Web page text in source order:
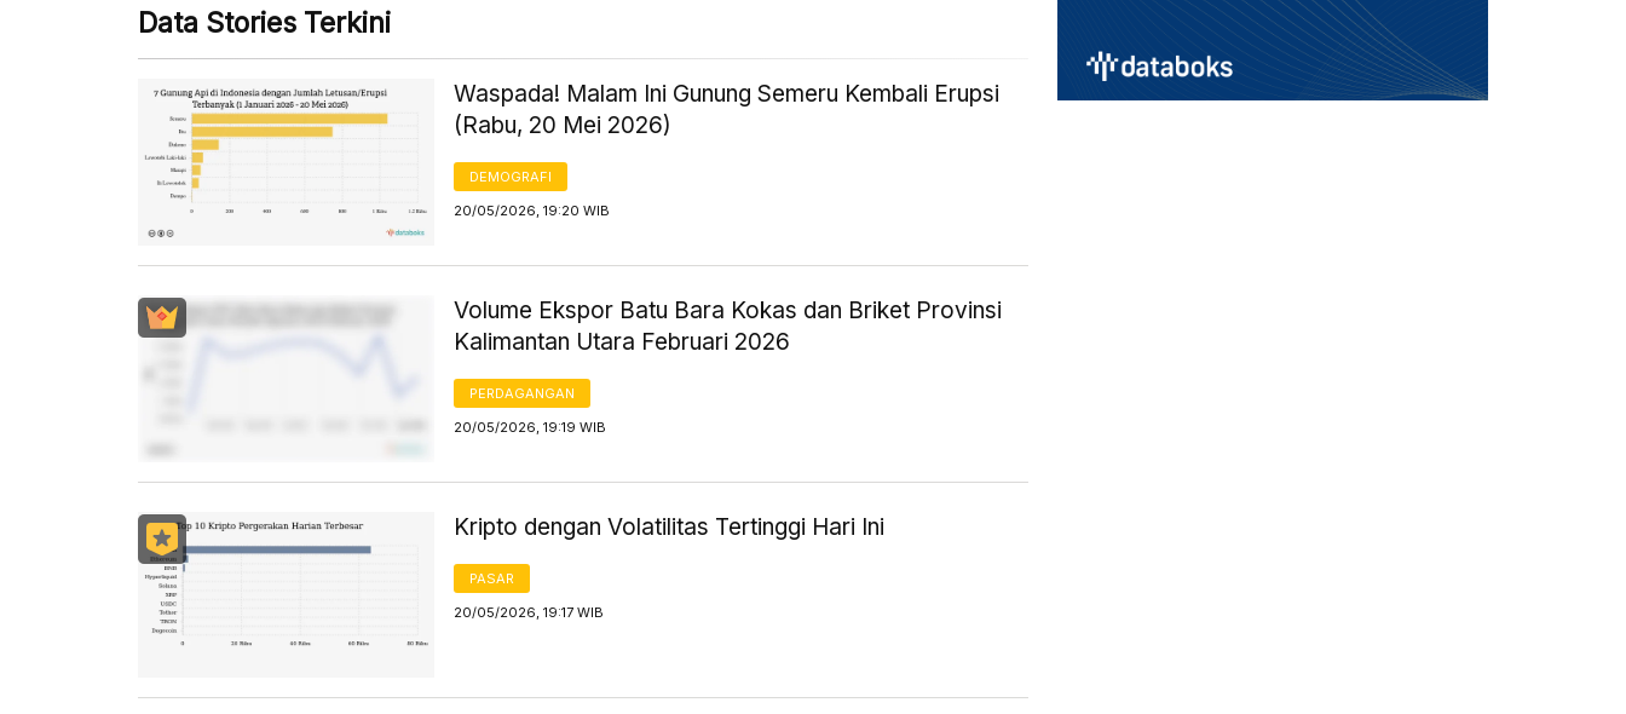
Data Stories Terkini
Waspada! Malam Ini Gunung Semeru Kembali Erupsi
(Rabu, 20 Mei 2026)
DEMOGRAFI
20/05/2026, 19:20 WIB
Volume Ekspor Batu Bara Kokas dan Briket Provinsi
Kalimantan Utara Februari 2026
PERDAGANGAN
20/05/2026, 19:19 WIB
Kripto dengan Volatilitas Tertinggi Hari Ini
PASAR
20/05/2026, 19:17 WIB